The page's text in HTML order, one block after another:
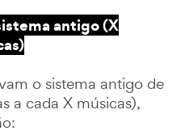
antigo (X
o sistema antigo de
a cada X músicas),